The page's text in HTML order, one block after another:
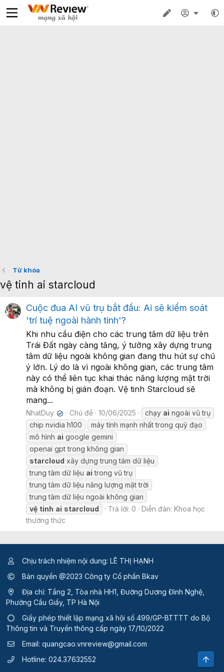
Từ khóa
vệ tinh ai starcloud
Cuộc đua AI vũ trụ bắt đầu: Ai sẽ kiểm soát
'trí tuệ ngoài hành tinh'?
Khi nhu cầu điện cho các trung tâm dữ liệu trên
Trái Đất ngày càng tăng, ý tưởng xây dựng trung
tâm dữ liệu ngoài không gian đang thu hút sự chú
ý lớn. Lý do là vì ngoài không gian, các trung tâm
này có thể liên tục khai thác năng lượng mặt trời
mà không bị gián đoạn. Vệ tinh Starcloud sẽ
mang...
NhatDuy ✔ Chủ đề 10/06/2025 chạy ai ngoài vũ trụ
chip nvidia h100
máy tính mạnh nhất trong quỹ đạo
mô hình ai google gemini
openai gpt trong không gian
starcloud xây dựng trung tâm dữ liệu
trung tâm dữ liệu ai trong vũ trụ
trung tâm dữ liệu năng lượng mặt trời
trung tâm dữ liệu ngoài không gian
vệ tinh ai starcloud Trả lời: 0 Diễn đàn: Khoa học
thường thức
Chịu trách nhiệm nội dung: LÊ THỊ HẠNH
Bản quyền @2023 Công ty Cổ phần Bkav
Địa chỉ: Tầng 2, Tòa nhà HH1, Đường Dương Đình Nghệ,
Phường Cầu Giấy, TP Hà Nội
Giấy phép thiết lập mạng xã hội số 499/GP-BTTTT do Bộ
Thông tin và Truyền thông cấp ngày 17/10/2022
Email: quangcao.vnreview@gmail.com
Hotline: 024.37632552